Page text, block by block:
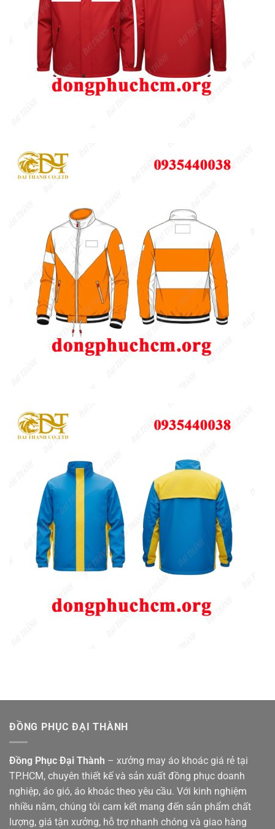
ĐỒNG PHỤC ĐẠI THÀNH
Đồng Phục Đại Thành – xưởng may áo khoác giá rẻ tại
TP.HCM, chuyên thiết kế và sản xuất đồng phục doanh
nghiệp, áo gió, áo khoác theo yêu cầu. Với kinh nghiệm
nhiều năm, chúng tôi cam kết mang đến sản phẩm chất
lượng, giá tận xưởng, hỗ trợ nhanh chóng và giao hàng